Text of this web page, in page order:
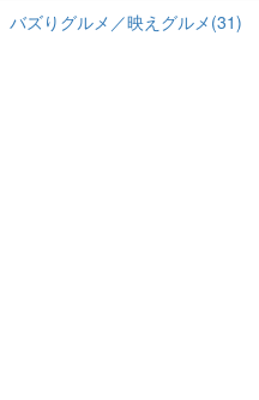
バズりグルメ／映えグルメ(31)